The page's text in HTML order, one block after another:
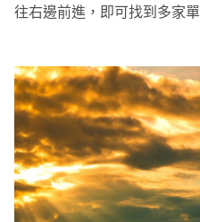
往右邊前進，即可找到多家